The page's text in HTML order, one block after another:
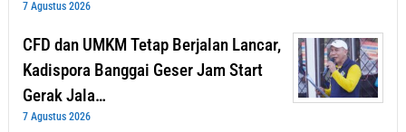
7 Agustus 2026
CFD dan UMKM Tetap Berjalan Lancar,
Kadispora Banggai Geser Jam Start
Gerak Jala…
7 Agustus 2026